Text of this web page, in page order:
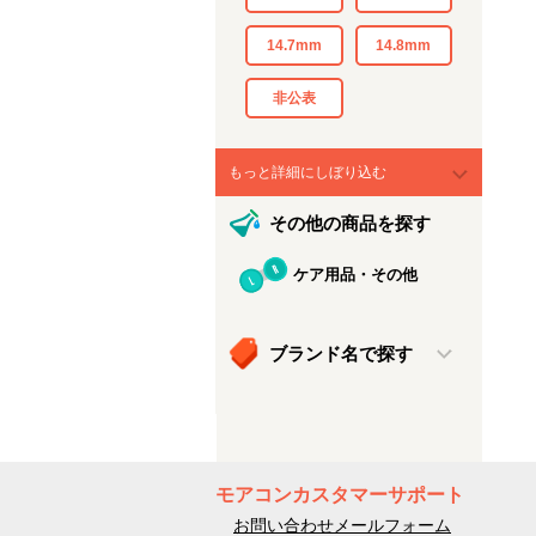
14.7mm 14.8mm
非公表
もっと詳細にしぼり込む
その他の商品を探す
ケア用品・その他
ブランド名で探す
モアコンカスタマーサポート
お問い合わせメールフォーム